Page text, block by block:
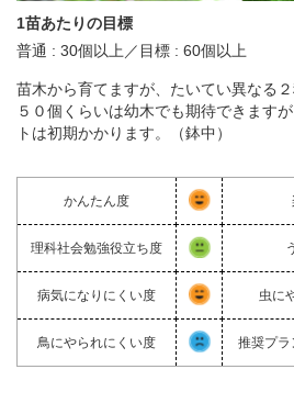
1苗あたりの目標
普通 : 30個以上／目標 : 60個以上
苗木から育てますが、たいてい異なる
５０個くらいは幼木でも期待できます
トは初期かかります。（鉢中）
かんたん度
理科社会勉強役立ち度
病気になりにくい度 虫に
鳥にやられにくい度 推奨プラ